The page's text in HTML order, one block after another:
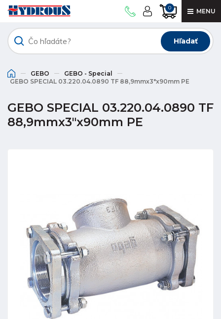
0 MENU
Hľadať
GEBO
GEBO - Special
GEBO SPECIAL 03.220.04.0890 TF 88,9mmx3"x90mm PE
GEBO SPECIAL 03.220.04.0890 TF
88,9mmx3"x90mm PE